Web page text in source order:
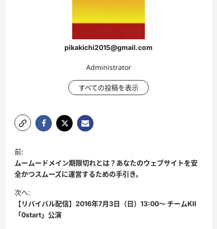
pikakichi2015@gmail.com
Administrator
すべての投稿を表示
投
稿
ナ
ビ
ゲ
ー
前:
ムームードメイン期限切れとは？あなたのウェブサイトを安
全かつスムーズに運営するための手引き。
次へ:
【リバイバル配信】2016年7月3日（日）13:00〜 チームKII
「0start」公演